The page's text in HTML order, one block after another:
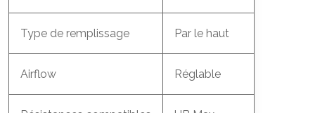
Type de remplissage Par le haut
Airflow Réglable